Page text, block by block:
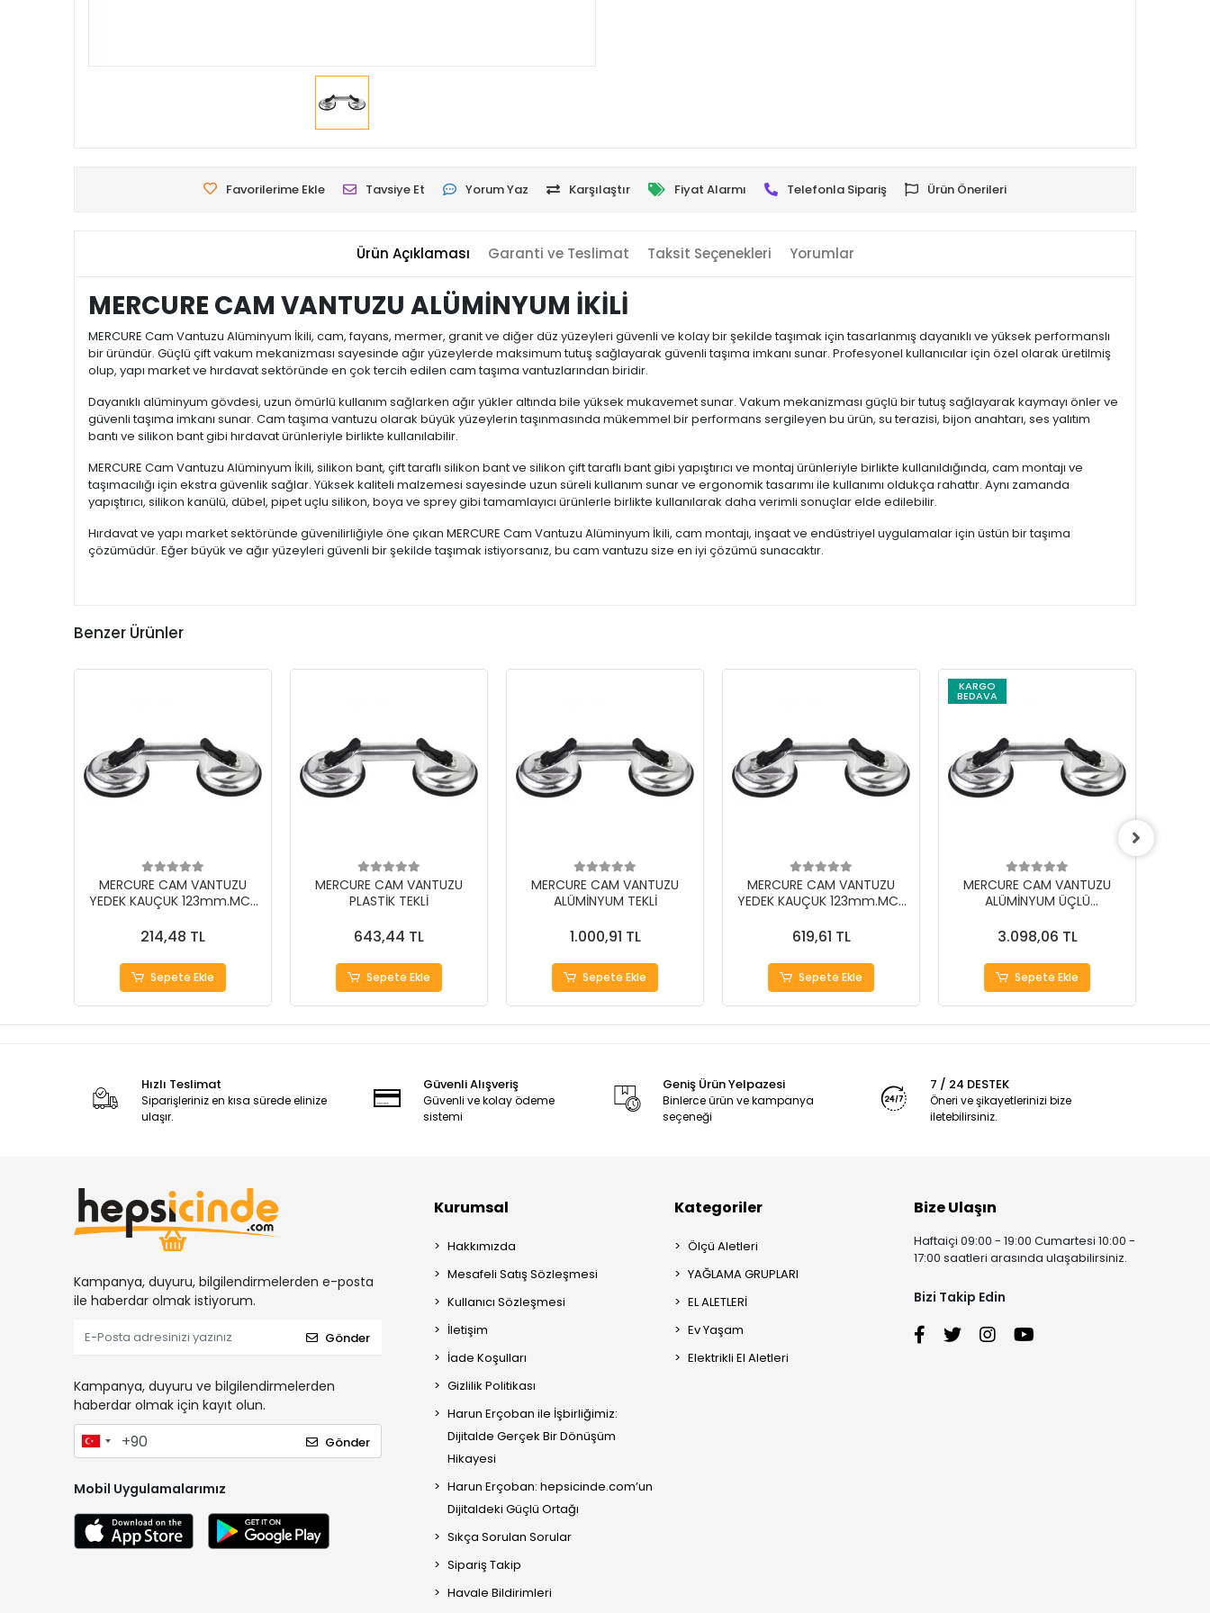
Favorilerime Ekle Tavsiye Et Yorum Yaz Karşılaştır Fiyat Alarmı Telefonla Sipariş Ürün Önerileri
Ürün Açıklaması Garanti ve Teslimat Taksit Seçenekleri Yorumlar
MERCURE CAM VANTUZU ALÜMİNYUM İKİLİ
MERCURE Cam Vantuzu Alüminyum İkili, cam, fayans, mermer, granit ve diğer düz yüzeyleri güvenli ve kolay bir şekilde taşımak için tasarlanmış dayanıklı ve yüksek performanslı
bir üründür. Güçlü çift vakum mekanizması sayesinde ağır yüzeylerde maksimum tutuş sağlayarak güvenli taşıma imkanı sunar. Profesyonel kullanıcılar için özel olarak üretilmiş
olup, yapı market ve hırdavat sektöründe en çok tercih edilen cam taşıma vantuzlarından biridir.
Dayanıklı alüminyum gövdesi, uzun ömürlü kullanım sağlarken ağır yükler altında bile yüksek mukavemet sunar. Vakum mekanizması güçlü bir tutuş sağlayarak kaymayı önler ve
güvenli taşıma imkanı sunar. Cam taşıma vantuzu olarak büyük yüzeylerin taşınmasında mükemmel bir performans sergileyen bu ürün, su terazisi, bijon anahtarı, ses yalıtım
bantı ve silikon bant gibi hırdavat ürünleriyle birlikte kullanılabilir.
MERCURE Cam Vantuzu Alüminyum İkili, silikon bant, çift taraflı silikon bant ve silikon çift taraflı bant gibi yapıştırıcı ve montaj ürünleriyle birlikte kullanıldığında, cam montajı ve
taşımacılığı için ekstra güvenlik sağlar. Yüksek kaliteli malzemesi sayesinde uzun süreli kullanım sunar ve ergonomik tasarımı ile kullanımı oldukça rahattır. Aynı zamanda
yapıştırıcı, silikon kanülü, dübel, pipet uçlu silikon, boya ve sprey gibi tamamlayıcı ürünlerle birlikte kullanılarak daha verimli sonuçlar elde edilebilir.
Hırdavat ve yapı market sektöründe güvenilirliğiyle öne çıkan MERCURE Cam Vantuzu Alüminyum İkili, cam montajı, inşaat ve endüstriyel uygulamalar için üstün bir taşıma
çözümüdür. Eğer büyük ve ağır yüzeyleri güvenli bir şekilde taşımak istiyorsanız, bu cam vantuzu size en iyi çözümü sunacaktır.
Benzer Ürünler
MERCURE CAM VANTUZU
YEDEK KAUÇUK 123mm.MC-
214,48 TL
Sepete Ekle
MERCURE CAM VANTUZU
PLASTİK TEKLİ
643,44 TL
Sepete Ekle
MERCURE CAM VANTUZU
ALÜMİNYUM TEKLİ
1.000,91 TL
Sepete Ekle
MERCURE CAM VANTUZU
YEDEK KAUÇUK 123mm.MC-
619,61 TL
Sepete Ekle
KARGO
BEDAVA
MERCURE CAM VANTUZU
ALÜMİNYUM ÜÇLÜ
3.098,06 TL
Sepete Ekle
Hızlı Teslimat
Siparişleriniz en kısa sürede elinize
ulaşır.
Güvenli Alışveriş
Güvenli ve kolay ödeme
sistemi
Geniş Ürün Yelpazesi
Binlerce ürün ve kampanya
seçeneği
7 / 24 DESTEK
Öneri ve şikayetlerinizi bize
iletebilirsiniz.
Kampanya, duyuru, bilgilendirmelerden e-posta
ile haberdar olmak istiyorum.
Gönder
Kampanya, duyuru ve bilgilendirmelerden
haberdar olmak için kayıt olun.
Gönder
Mobil Uygulamalarımız
Kurumsal
Hakkımızda
Mesafeli Satış Sözleşmesi
Kullanıcı Sözleşmesi
İletişim
İade Koşulları
Gizlilik Politikası
Harun Erçoban ile İşbirliğimiz:
Dijitalde Gerçek Bir Dönüşüm
Hikayesi
Harun Erçoban: hepsicinde.com’un
Dijitaldeki Güçlü Ortağı
Sıkça Sorulan Sorular
Sipariş Takip
Havale Bildirimleri
Kategoriler
Ölçü Aletleri
YAĞLAMA GRUPLARI
EL ALETLERİ
Ev Yaşam
Elektrikli El Aletleri
Bize Ulaşın
Haftaiçi 09:00 - 19:00 Cumartesi 10:00 -
17:00 saatleri arasında ulaşabilirsiniz.
Bizi Takip Edin